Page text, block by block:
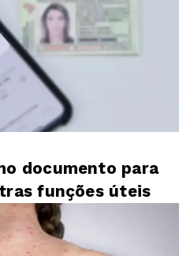
documento para
funções úteis